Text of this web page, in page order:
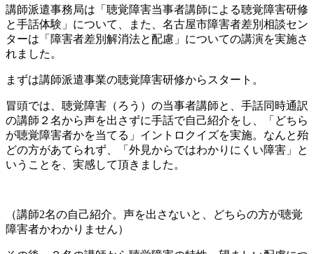
講師派遣事務局は「聴覚障害当事者講師による聴覚障害研修
と手話体験」について、また、名古屋市障害者差別相談セン
ターは「障害者差別解消法と配慮」についての講演を実施さ
れました。
まずは講師派遣事業の聴覚障害研修からスタート。
冒頭では、聴覚障害（ろう）の当事者講師と、手話同時通訳
の講師２名から声を出さずに手話で自己紹介をし、「どちら
が聴覚障害者かを当てる」イントロクイズを実施。なんと殆
どの方があてられず、「外見からではわかりにくい障害」と
いうことを、実感して頂きました。
（講師2名の自己紹介。声を出さないと、どちらの方が聴覚
障害者かわかりません）